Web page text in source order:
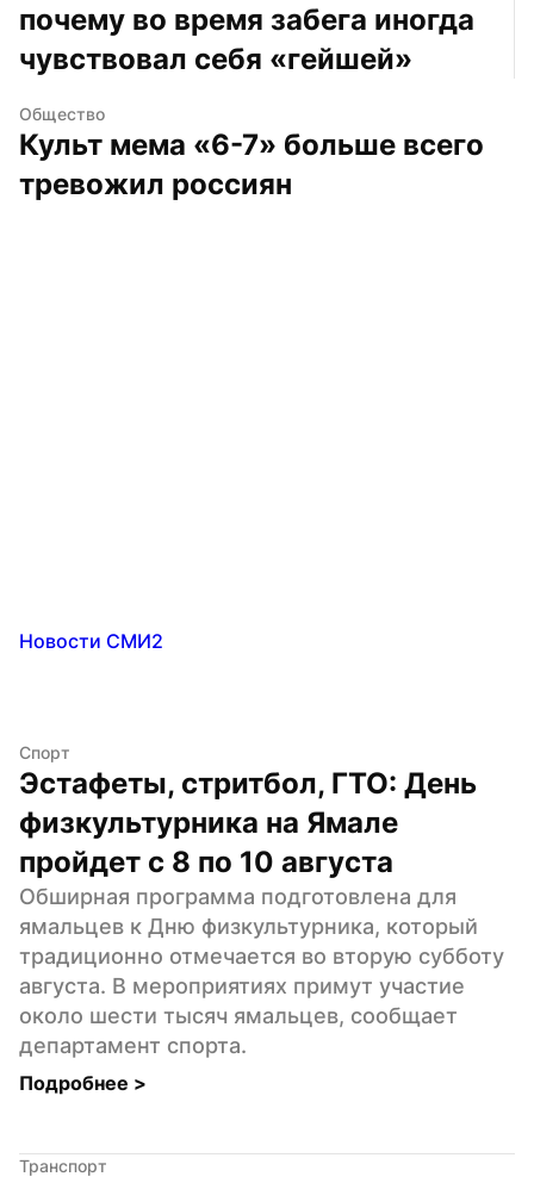
почему во время забега иногда
чувствовал себя «гейшей»
Общество
Культ мема «6-7» больше всего
тревожил россиян
Новости СМИ2
Спорт
Эстафеты, стритбол, ГТО: День
физкультурника на Ямале
пройдет с 8 по 10 августа
Обширная программа подготовлена для
ямальцев к Дню физкультурника, который
традиционно отмечается во вторую субботу
августа. В мероприятиях примут участие
около шести тысяч ямальцев, сообщает
департамент спорта.
Подробнее >
Транспорт